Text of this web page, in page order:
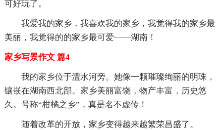
可好玩了。
我爱我的家乡，我喜欢我的家乡，我觉得我的家乡最
美丽，我觉得的的家乡最可爱——湖南！
家乡写景作文 篇4
我的家乡位于澧水河旁。她像一颗璀璨绚丽的明珠，
镶嵌在湖南西北部。家乡美丽富饶，物产丰富，历史悠
久。号称“柑橘之乡”，真是名不虚传！
随着改革的开放，家乡变得越来越繁荣昌盛了。